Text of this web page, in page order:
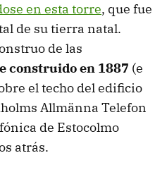
en esta torre, que fue
de su tierra natal.
de las
construido en 1887 (e
el techo del edificio
Allmänna Telefon
de Estocolmo
atrás.